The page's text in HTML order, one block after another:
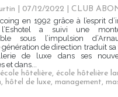
| 07/12/2022
CLUB
en 1992 grâce à l’esprit
l’Eshotel a suivi une
sous l’impulsion
de direction traduit sa
de luxe dans ses
et dans...
école hôtelière, école hôtelière
, hôtel de luxe, management,